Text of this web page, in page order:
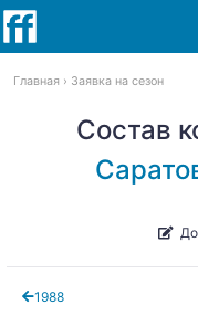
Главная Заявка на сезон
Состав
1988